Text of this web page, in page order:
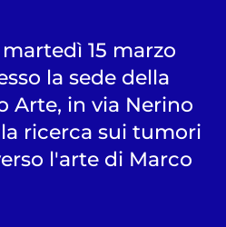
15 marzo
la sede della
Arte, in via Nerino
ricerca sui tumori
l'arte di Marco